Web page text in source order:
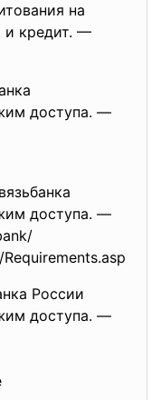
на
и кредит. —
доступа. —
доступа. —
России
доступа. —